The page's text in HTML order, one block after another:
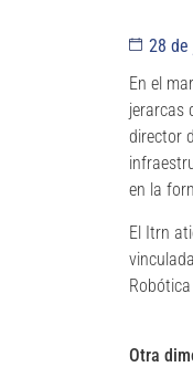
28
En el
jerarcas
director
en la
El Itrn
Otra